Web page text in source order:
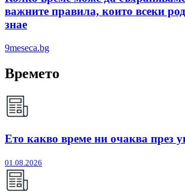
важните правила, които всеки
знае
9meseca.bg
Времето
Ето какво време ни очаква през
01.08.2026